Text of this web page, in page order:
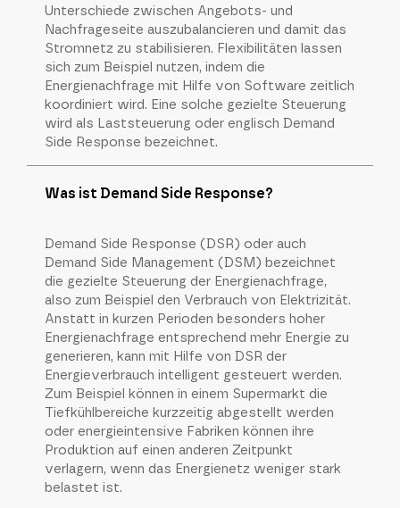
Unterschiede zwischen Angebots- und
Nachfrageseite auszubalancieren und damit das
Stromnetz zu stabilisieren. Flexibilitäten lassen
sich zum Beispiel nutzen, indem die
Energienachfrage mit Hilfe von Software zeitlich
koordiniert wird. Eine solche gezielte Steuerung
wird als Laststeuerung oder englisch Demand
Side Response bezeichnet.
Was ist Demand Side Response?
Demand Side Response (DSR) oder auch
Demand Side Management (DSM) bezeichnet
die gezielte Steuerung der Energienachfrage,
also zum Beispiel den Verbrauch von Elektrizität.
Anstatt in kurzen Perioden besonders hoher
Energienachfrage entsprechend mehr Energie zu
generieren, kann mit Hilfe von DSR der
Energieverbrauch intelligent gesteuert werden.
Zum Beispiel können in einem Supermarkt die
Tiefkühlbereiche kurzzeitig abgestellt werden
oder energieintensive Fabriken können ihre
Produktion auf einen anderen Zeitpunkt
verlagern, wenn das Energienetz weniger stark
belastet ist.